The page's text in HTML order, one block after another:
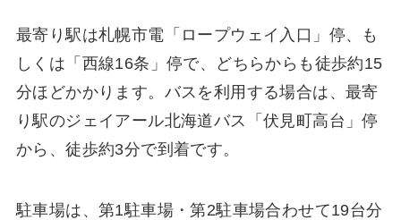
最寄り駅は札幌市電「ロープウェイ入口」停、も
しくは「西線16条」停で、どちらからも徒歩約15
分ほどかかります。バスを利用する場合は、最寄
り駅のジェイアール北海道バス「伏見町高台」停
から、徒歩約3分で到着です。
駐車場は、第1駐車場・第2駐車場合わせて19台分